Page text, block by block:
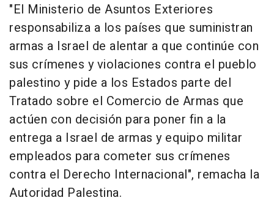
"El Ministerio de Asuntos Exteriores
responsabiliza a los países que suministran
armas a Israel de alentar a que continúe con
sus crímenes y violaciones contra el pueblo
palestino y pide a los Estados parte del
Tratado sobre el Comercio de Armas que
actúen con decisión para poner fin a la
entrega a Israel de armas y equipo militar
empleados para cometer sus crímenes
contra el Derecho Internacional", remacha la
Autoridad Palestina.